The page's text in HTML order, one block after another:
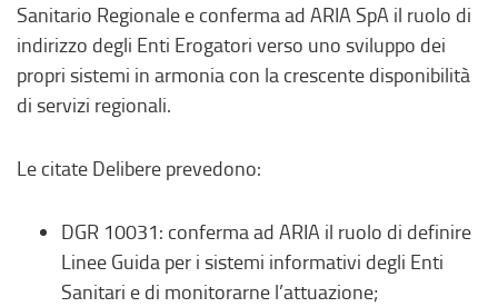
Sanitario Regionale e conferma ad ARIA SpA il ruolo di
indirizzo degli Enti Erogatori verso uno sviluppo dei
propri sistemi in armonia con la crescente disponibilità
di servizi regionali.
Le citate Delibere prevedono:
DGR 10031: conferma ad ARIA il ruolo di definire
Linee Guida per i sistemi informativi degli Enti
Sanitari e di monitorarne l’attuazione;